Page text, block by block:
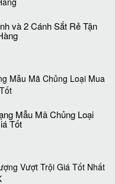
và 2 Cánh Sắt Rẻ Tận
Mẫu Mã Chủng Loại
Tốt